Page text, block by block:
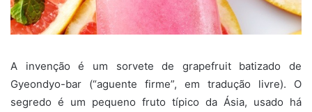
A invenção é um sorvete de grapefruit batizado de
Gyeondyo-bar (“aguente firme”, em tradução livre). O
segredo é um pequeno fruto típico da Ásia, usado há